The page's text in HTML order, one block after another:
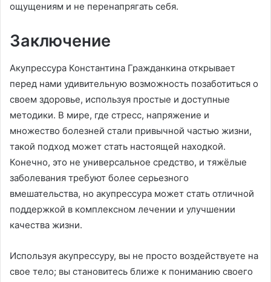
ощущениям и не перенапрягать себя.
Заключение
Акупрессура Константина Гражданкина открывает
перед нами удивительную возможность позаботиться о
своем здоровье, используя простые и доступные
методики. В мире, где стресс, напряжение и
множество болезней стали привычной частью жизни,
такой подход может стать настоящей находкой.
Конечно, это не универсальное средство, и тяжёлые
заболевания требуют более серьезного
вмешательства, но акупрессура может стать отличной
поддержкой в комплексном лечении и улучшении
качества жизни.
Используя акупрессуру, вы не просто воздействуете на
свое тело; вы становитесь ближе к пониманию своего